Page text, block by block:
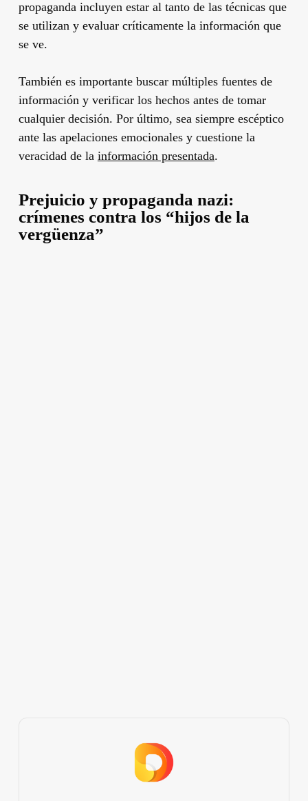
propaganda incluyen estar al tanto de las técnicas que
se utilizan y evaluar críticamente la información que
se ve.
También es importante buscar múltiples fuentes de
información y verificar los hechos antes de tomar
cualquier decisión. Por último, sea siempre escéptico
ante las apelaciones emocionales y cuestione la
veracidad de la información presentada.
Prejuicio y propaganda nazi:
crímenes contra los “hijos de la
vergüenza”